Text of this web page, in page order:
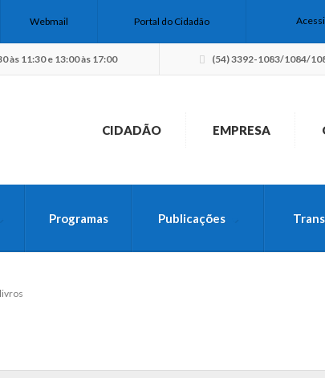
Webmail Portal do Cidadão
às 11:30 e 13:00 às 17:00 (54) 3392-1083/1084/
CIDADÃO EMPRESA
Programas Publicações